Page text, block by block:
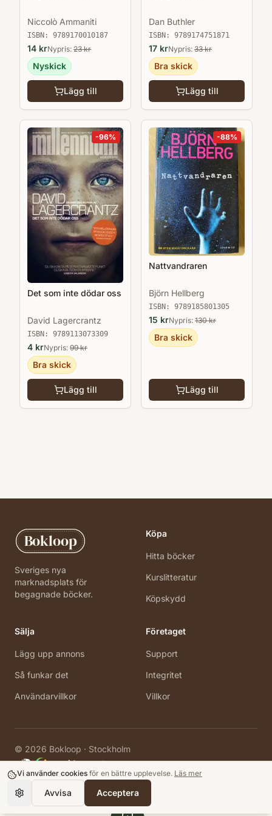
Niccolò Ammaniti
ISBN: 9789170010187
14 krNypris: 23kr
Nyskick
Lägg till
Dan Buthler
ISBN: 9789174751871
17 krNypris: 33kr
Bra skick
Lägg till
-96%
Det som inte dödar oss
David Lagercrantz
ISBN: 9789113073309
4 krNypris: 99kr
Bra skick
Lägg till
-88%
Nattvandraren
Björn Hellberg
ISBN: 9789185801305
15 krNypris: 130kr
Bra skick
Lägg till
Bokloop
Sveriges nya
marknadsplats för
begagnade böcker.
Köpa
Hitta böcker
Kurslitteratur
Köpskydd
Sälja
Lägg upp annons
Så funkar det
Användarvillkor
Företaget
Support
Integritet
Villkor
© 2026 Bokloop · Stockholm
Vi använder cookies för en bättre upplevelse. Läs mer
Avvisa Acceptera